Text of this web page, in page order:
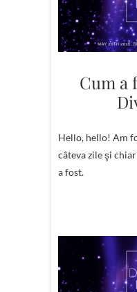
Cum a
Hello, hello! Am
câteva zile şi
a fost.